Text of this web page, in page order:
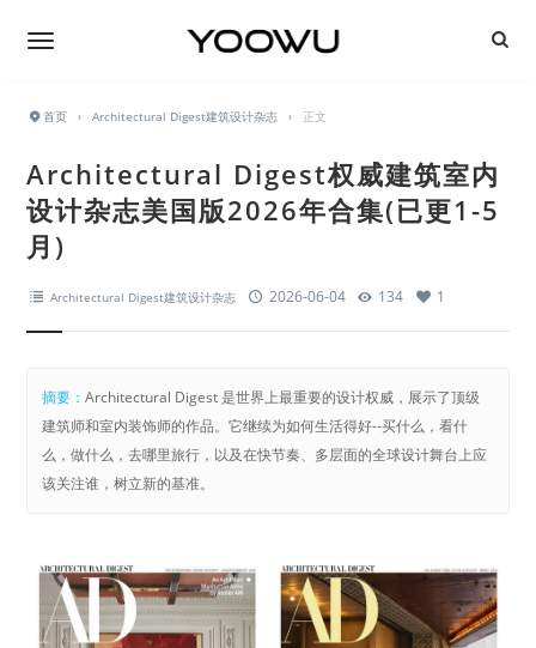
首页 › Architectural Digest建筑设计杂志 › 正文
Architectural Digest权威建筑室内
设计杂志美国版2026年合集(已更1-5
月)
Architectural Digest建筑设计杂志 2026-06-04 134 1
摘要：Architectural Digest 是世界上最重要的设计权威，展示了顶级
建筑师和室内装饰师的作品。它继续为如何生活得好--买什么，看什
么，做什么，去哪里旅行，以及在快节奏、多层面的全球设计舞台上应
该关注谁，树立新的基准。